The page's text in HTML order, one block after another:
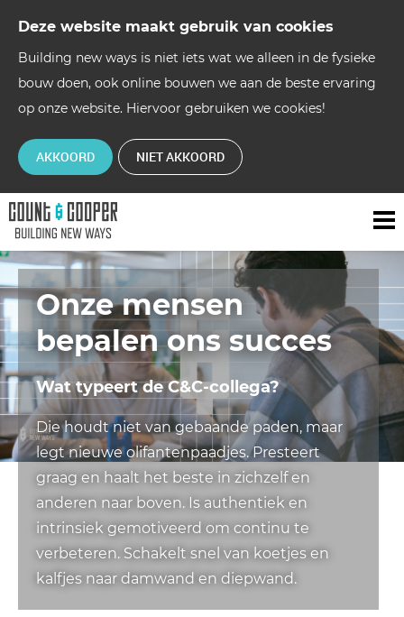
Deze website maakt gebruik van cookies
Building new ways is niet iets wat we alleen in de fysieke
bouw doen, ook online bouwen we aan de beste ervaring
op onze website. Hiervoor gebruiken we cookies!
AKKOORD NIET AKKOORD
Onze mensen
bepalen ons succes
Wat typeert de C&C-collega?
Die houdt niet van gebaande paden, maar
legt nieuwe olifantenpaadjes. Presteert
graag en haalt het beste in zichzelf en
anderen naar boven. Is authentiek en
intrinsiek gemotiveerd om continu te
verbeteren. Schakelt snel van koetjes en
kalfjes naar damwand en diepwand.